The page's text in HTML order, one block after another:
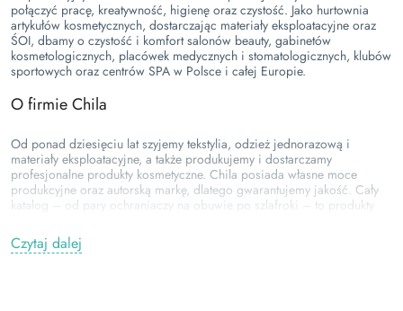
połączyć pracę, kreatywność, higienę oraz czystość. Jako hurtownia
artykułów kosmetycznych, dostarczając materiały eksploatacyjne oraz
ŚOI, dbamy o czystość i komfort salonów beauty, gabinetów
kosmetologicznych, placówek medycznych i stomatologicznych, klubów
sportowych oraz centrów SPA w Polsce i całej Europie.
O firmie Chila
Od ponad dziesięciu lat szyjemy tekstylia, odzież jednorazową i
materiały eksploatacyjne, a także produkujemy i dostarczamy
profesjonalne produkty kosmetyczne. Chila posiada własne moce
produkcyjne oraz autorską markę, dlatego gwarantujemy jakość. Cały
katalog – od pary ochraniaczy na obuwie po szlafroki – to produkty
Z CHILA wysokiej jakości materiały hurtowo lub detalicznie nie
stanowią problemu – zarówno jako hurtownia kosmetyczna, jak i sklep
Czytaj dalej